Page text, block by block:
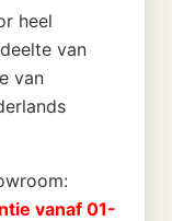
heel
van
van
vanaf 01-